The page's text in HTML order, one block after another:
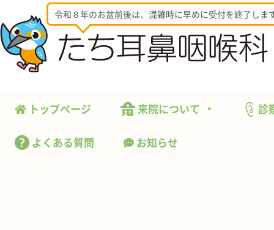
令和８年のお盆前後は、混雑時に早めに受付を終了しま
トップページ 来院について 診
よくある質問 お知らせ